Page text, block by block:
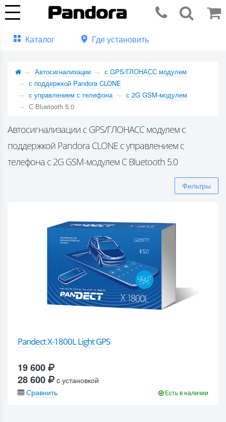
Каталог Где установить
Автосигнализации
с GPS/ГЛОНАСС модулем
с поддержкой Pandora CLONE
с управлением с телефона
с 2G GSM-модулем
С Bluetooth 5.0
Автосигнализации с GPS/ГЛОНАСС модулем с
поддержкой Pandora CLONE с управлением с
телефона с 2G GSM-модулем С Bluetooth 5.0
Фильтры
Pandect X-1800L Light GPS
19 600
28 600
c установкой
Сравнить
Есть в наличии